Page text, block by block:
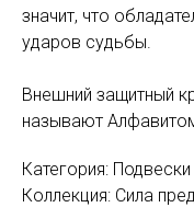
значит, что
ударов судьбы.
Внешний защитный
называют
Категория: Подвески
Коллекция: Сила